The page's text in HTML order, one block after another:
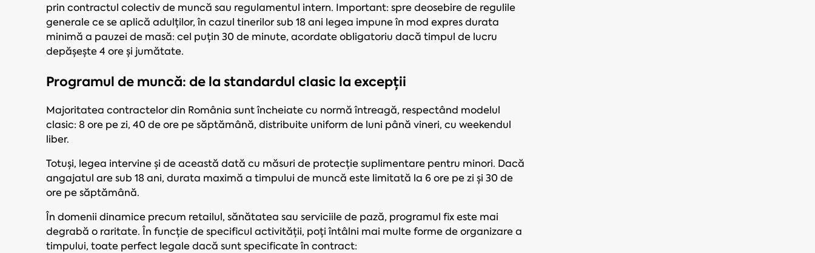
prin contractul colectiv de muncă sau regulamentul intern. Important: spre deosebire de regulile
generale ce se aplică adulților, în cazul tinerilor sub 18 ani legea impune în mod expres durata
minimă a pauzei de masă: cel puțin 30 de minute, acordate obligatoriu dacă timpul de lucru
depășește 4 ore și jumătate.
Programul de muncă: de la standardul clasic la excepții
Majoritatea contractelor din România sunt încheiate cu normă întreagă, respectând modelul
clasic: 8 ore pe zi, 40 de ore pe săptămână, distribuite uniform de luni până vineri, cu weekendul
liber.
Totuși, legea intervine și de această dată cu măsuri de protecție suplimentare pentru minori. Dacă
angajatul are sub 18 ani, durata maximă a timpului de muncă este limitată la 6 ore pe zi și 30 de
ore pe săptămână.
În domenii dinamice precum retailul, sănătatea sau serviciile de pază, programul fix este mai
degrabă o raritate. În funcție de specificul activității, poți întâlni mai multe forme de organizare a
timpului, toate perfect legale dacă sunt specificate în contract: